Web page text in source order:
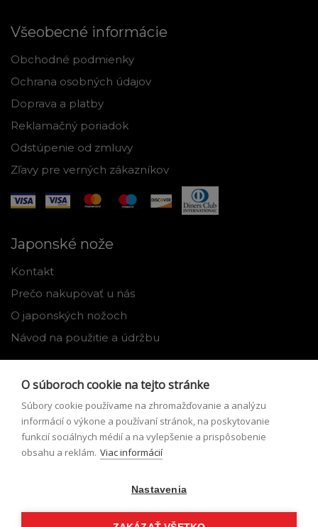
Všeobecné informácie
Obchodné podmienky
Ochrana osobných údajov
Doprava a platby
Reklamačný poriadok
Odstúpenie od zmluvy
Zľavy pre verných zákazníkov
Japonské nože
Kontakt
Prečo nakupovať u nás
O japonských nožoch
Návod na použitie a údržbu
Môj profil
Zabudnuté heslo
Formulár pre odstúpenie od zmluvy
O súboroch cookie na tejto stránke
Súbory cookie používame na zhromažďovanie a analýzu
informácií o výkone a používaní stránok, na poskytovanie
funkcií sociálnych médií a na vylepšenie a prispôsobenie
obsahu a reklám. Viac informácií
Nastavenia